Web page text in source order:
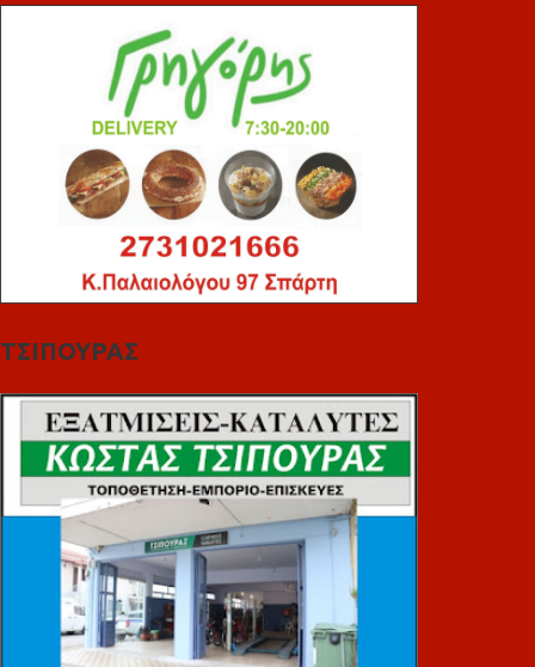
ΤΣΙΠΟΥΡΑΣ